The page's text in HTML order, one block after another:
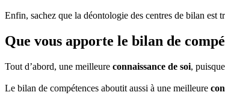
Enfin, sachez que la déontologie des centres de bilan est
Que vous apporte le bilan de
Tout d’abord, une meilleure connaissance de soi,
Le bilan de compétences aboutit aussi à une meilleure